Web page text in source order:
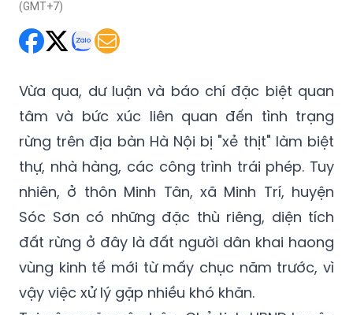
Vừa qua, dư luận và báo chí đặc biệt quan
rừng trên địa bàn Hà Nội bị "xẻ thịt" làm biệt
thự, nhà hàng, các công trình trái phép. Tuy
nhiên, ở thôn Minh Tân, xã Minh Trí, huyện
Sóc Sơn có những đặc thù riêng, diện tích
đất rừng ở đây là đất người dân khai haong
vùng kinh tế mới từ mấy chục năm trước, vì
vậy việc xử lý gặp nhiều khó khăn.
Tại công văn nêu trên, Chủ tịch UBND huyện
Sóc Sơn Phạm Văn Minh cũng yêu cầu